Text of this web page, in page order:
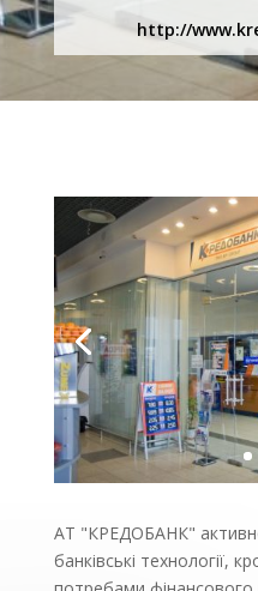
http://
АТ "КРЕДОБАНК"
банківські технології,